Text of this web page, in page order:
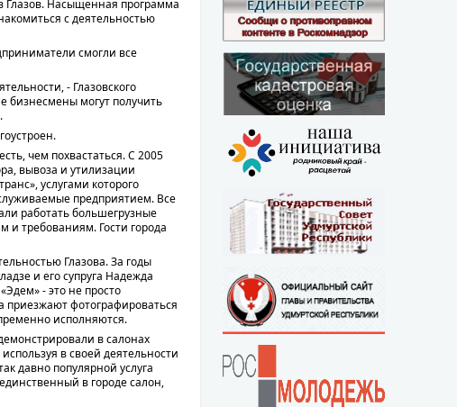
Глазов. Насыщенная программа
с деятельностью
смогли все
- Глазовского
бизнесмены могут получить
чем похвастаться. С 2005
вывоза и утилизации
услугами которого
предприятием. Все
работать большегрузные
требованиям. Гости города
Глазова. За годы
и его супруга Надежда
- это не просто
фотографироваться
исполняются.
в салонах
в своей деятельности
давно популярной услуга
в городе салон,